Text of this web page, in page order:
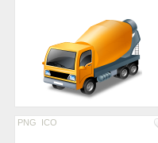
PNG ICO